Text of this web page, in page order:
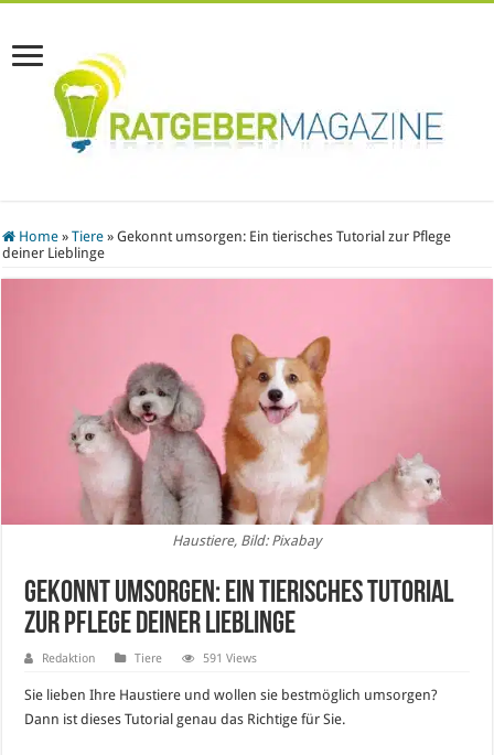
Home » Tiere » Gekonnt umsorgen: Ein tierisches Tutorial zur Pflege
deiner Lieblinge
Haustiere, Bild: Pixabay
Gekonnt umsorgen: Ein tierisches Tutorial
zur Pflege deiner Lieblinge
Redaktion Tiere 591 Views
Sie lieben Ihre Haustiere und wollen sie bestmöglich umsorgen?
Dann ist dieses Tutorial genau das Richtige für Sie.